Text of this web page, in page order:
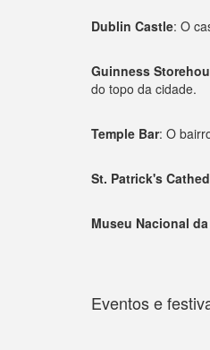
Dublin Castle: O
Guinness
do topo da cidade.
Temple Bar: O
St. Patrick's
Museu Nacional
Eventos e